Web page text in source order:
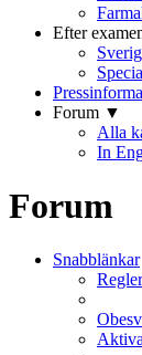
Efter
Forum ▼
Alla
In
Forum
Snabblänkar
Regler